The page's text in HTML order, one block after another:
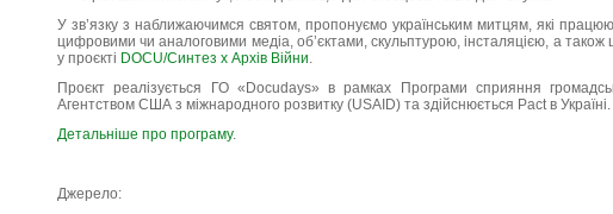
У зв’язку з наближаючимся святом, пропонуємо українським митцям, які
цифровими чи аналоговими медіа, об’єктами, скульптурою, інсталяцією, а також
у проєкті DOCU/Синтез х Архів Війни.
Проєкт реалізується ГО «Docudays» в рамках Програми сприяння
Агентством США з міжнародного розвитку (USAID) та здійснюється Pact в Україні.
Детальніше про програму.
Джерело: